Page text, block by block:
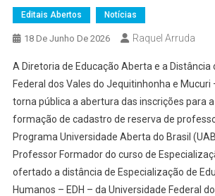
Editais Abertos Notícias
18 De Junho De 2026 Raquel Arruda
A Diretoria de Educação Aberta e a Distância
Federal dos Vales do Jequitinhonha e Mucuri
torna pública a abertura das inscrições para
formação de cadastro de reserva de
Programa Universidade Aberta do Brasil
Professor Formador do curso de
ofertado a distância de Especialização de
Humanos – EDH – da Universidade Federal